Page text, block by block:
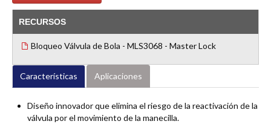
RECURSOS
Bloqueo Válvula de Bola - MLS3068 - Master Lock
Características Aplicaciones
Diseño innovador que elimina el riesgo de la reactivación de la
válvula por el movimiento de la manecilla.